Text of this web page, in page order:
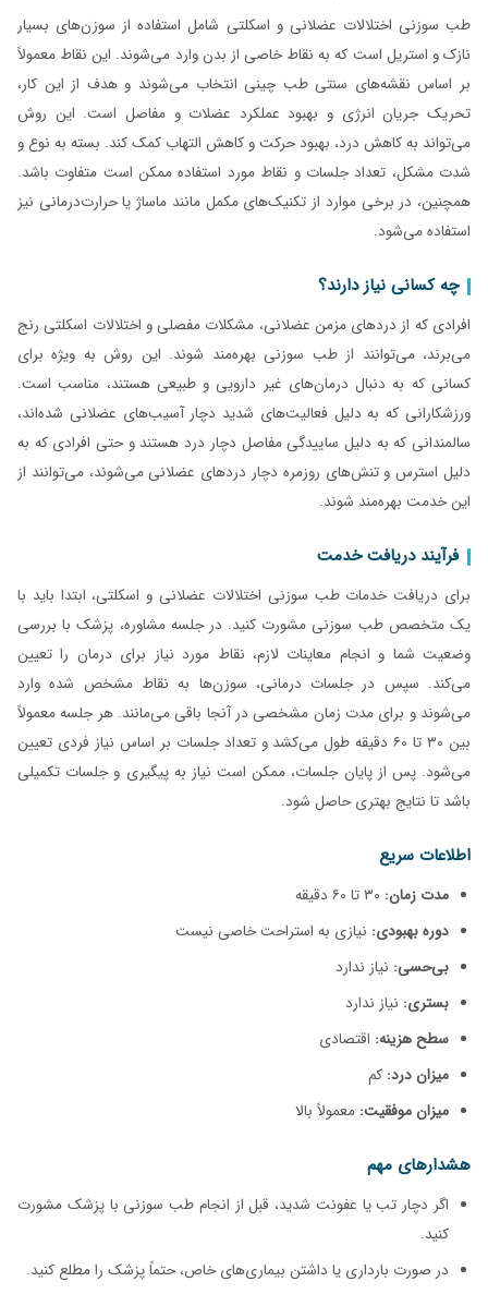
طب سوزنی اختلالات عضلانی و اسکلتی شامل استفاده از سوزن‌های بسیار
نازک و استریل است که به نقاط خاصی از بدن وارد می‌شوند. این نقاط معمولاً
بر اساس نقشه‌های سنتی طب چینی انتخاب می‌شوند و هدف از این کار،
تحریک جریان انرژی و بهبود عملکرد عضلات و مفاصل است. این روش
می‌تواند به کاهش درد، بهبود حرکت و کاهش التهاب کمک کند. بسته به نوع و
شدت مشکل، تعداد جلسات و نقاط مورد استفاده ممکن است متفاوت باشد.
همچنین، در برخی موارد از تکنیک‌های مکمل مانند ماساژ یا حرارت‌درمانی نیز
استفاده می‌شود.
چه کسانی نیاز دارند؟
افرادی که از دردهای مزمن عضلانی، مشکلات مفصلی و اختلالات اسکلتی رنج
می‌برند، می‌توانند از طب سوزنی بهره‌مند شوند. این روش به ویژه برای
کسانی که به دنبال درمان‌های غیر دارویی و طبیعی هستند، مناسب است.
ورزشکارانی که به دلیل فعالیت‌های شدید دچار آسیب‌های عضلانی شده‌اند،
سالمندانی که به دلیل ساییدگی مفاصل دچار درد هستند و حتی افرادی که به
دلیل استرس و تنش‌های روزمره دچار دردهای عضلانی می‌شوند، می‌توانند از
این خدمت بهره‌مند شوند.
فرآیند دریافت خدمت
برای دریافت خدمات طب سوزنی اختلالات عضلانی و اسکلتی، ابتدا باید با
یک متخصص طب سوزنی مشورت کنید. در جلسه مشاوره، پزشک با بررسی
وضعیت شما و انجام معاینات لازم، نقاط مورد نیاز برای درمان را تعیین
می‌کند. سپس در جلسات درمانی، سوزن‌ها به نقاط مشخص شده وارد
می‌شوند و برای مدت زمان مشخصی در آنجا باقی می‌مانند. هر جلسه معمولاً
بین ۳۰ تا ۶۰ دقیقه طول می‌کشد و تعداد جلسات بر اساس نیاز فردی تعیین
می‌شود. پس از پایان جلسات، ممکن است نیاز به پیگیری و جلسات تکمیلی
باشد تا نتایج بهتری حاصل شود.
اطلاعات سریع
مدت زمان:
دوره بهبودی: نیازی به استراحت خاصی نیست
بی‌حسی: نیاز ندارد
بستری: نیاز ندارد
سطح هزینه: اقتصادی
میزان درد: کم
میزان موفقیت: معمولاً بالا
هشدارهای مهم
اگر دچار تب یا عفونت شدید، قبل از انجام طب سوزنی با پزشک مشورت
کنید.
در صورت بارداری یا داشتن بیماری‌های خاص، حتماً پزشک را مطلع کنید.